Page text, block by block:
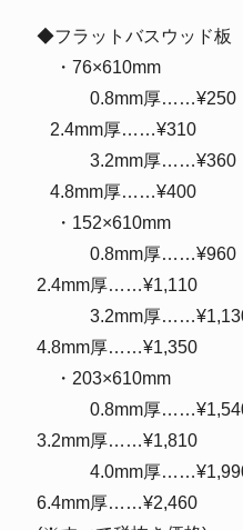
◆フラットバスウッド板
・76×610mm
0.8mm厚……¥250
2.4mm厚……¥310
3.2mm厚……¥360
4.8mm厚……¥400
・152×610mm
0.8mm厚……¥960
2.4mm厚……¥1,110
3.2mm厚
4.8mm厚……¥1,350
・203×610mm
0.8mm厚
3.2mm厚……¥1,810
4.0mm厚
6.4mm厚……¥2,460